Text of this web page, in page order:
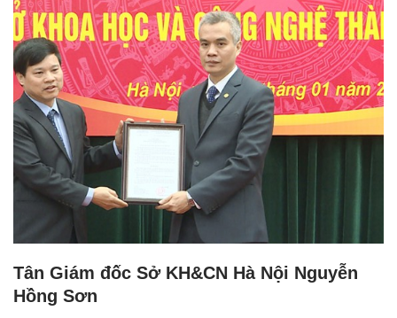
Tân Giám đốc Sở KH&CN Hà Nội Nguyễn
Hồng Sơn